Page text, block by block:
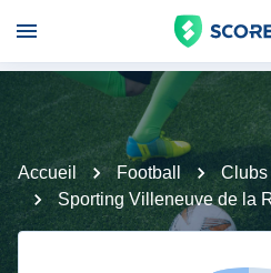
Accueil Football Clubs
Sporting Villeneuve de la